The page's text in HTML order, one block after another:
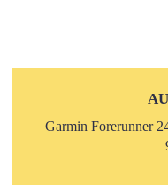
Garmin Forerunner